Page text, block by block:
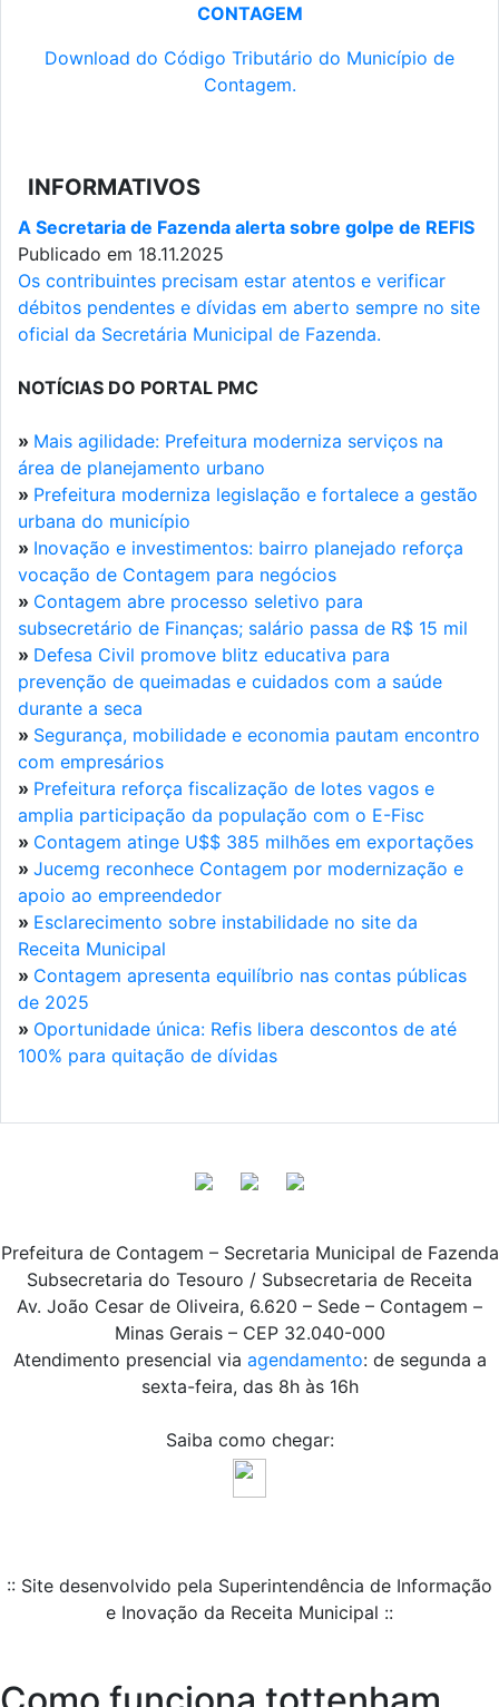
CONTAGEM
Download do Código Tributário do Município de
Contagem.
INFORMATIVOS
A Secretaria de Fazenda alerta sobre golpe de REFIS
Publicado em 18.11.2025
Os contribuintes precisam estar atentos e verificar
débitos pendentes e dívidas em aberto sempre no site
oficial da Secretária Municipal de Fazenda.
NOTÍCIAS DO PORTAL PMC
» Mais agilidade: Prefeitura moderniza serviços na
área de planejamento urbano
» Prefeitura moderniza legislação e fortalece a gestão
urbana do município
» Inovação e investimentos: bairro planejado reforça
vocação de Contagem para negócios
» Contagem abre processo seletivo para
subsecretário de Finanças; salário passa de R$ 15 mil
» Defesa Civil promove blitz educativa para
prevenção de queimadas e cuidados com a saúde
durante a seca
» Segurança, mobilidade e economia pautam encontro
com empresários
» Prefeitura reforça fiscalização de lotes vagos e
amplia participação da população com o E-Fisc
» Contagem atinge U$$ 385 milhões em exportações
» Jucemg reconhece Contagem por modernização e
apoio ao empreendedor
» Esclarecimento sobre instabilidade no site da
Receita Municipal
» Contagem apresenta equilíbrio nas contas públicas
de 2025
» Oportunidade única: Refis libera descontos de até
100% para quitação de dívidas
Prefeitura de Contagem – Secretaria Municipal de Fazenda
Subsecretaria do Tesouro / Subsecretaria de Receita
Av. João Cesar de Oliveira, 6.620 – Sede – Contagem –
Minas Gerais – CEP 32.040-000
Atendimento presencial via agendamento: de segunda a
sexta-feira, das 8h às 16h
Saiba como chegar:
:: Site desenvolvido pela Superintendência de Informação
e Inovação da Receita Municipal ::